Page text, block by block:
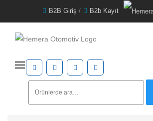
B2B Giriş / B2b Kayıt